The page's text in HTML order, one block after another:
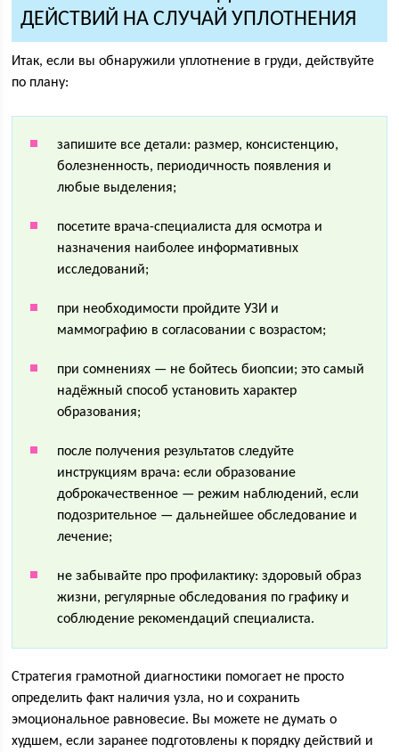
ДЕЙСТВИЙ НА СЛУЧАЙ УПЛОТНЕНИЯ
Итак, если вы обнаружили уплотнение в груди, действуйте
по плану:
запишите все детали: размер, консистенцию,
болезненность, периодичность появления и
любые выделения;
посетите врача-специалиста для осмотра и
назначения наиболее информативных
исследований;
при необходимости пройдите УЗИ и
маммографию в согласовании с возрастом;
при сомнениях — не бойтесь биопсии; это самый
надёжный способ установить характер
образования;
после получения результатов следуйте
инструкциям врача: если образование
доброкачественное — режим наблюдений, если
подозрительное — дальнейшее обследование и
лечение;
не забывайте про профилактику: здоровый образ
жизни, регулярные обследования по графику и
соблюдение рекомендаций специалиста.
Стратегия грамотной диагностики помогает не просто
определить факт наличия узла, но и сохранить
эмоциональное равновесие. Вы можете не думать о
худшем, если заранее подготовлены к порядку действий и